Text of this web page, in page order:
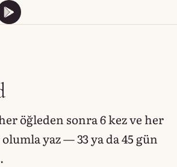
Store
Google Play
Google Play
öğleden sonra 6 kez ve her
yaz — 33 ya da 45 gün